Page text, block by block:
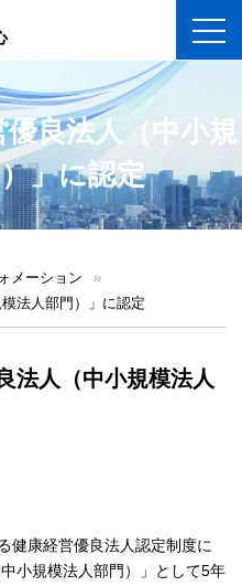
良法人（中小規
」に認定
メーション
»
法人部門）」に認定
法人（中小規模法人
健康経営優良法人認定制度に
小規模法人部門）」として5年